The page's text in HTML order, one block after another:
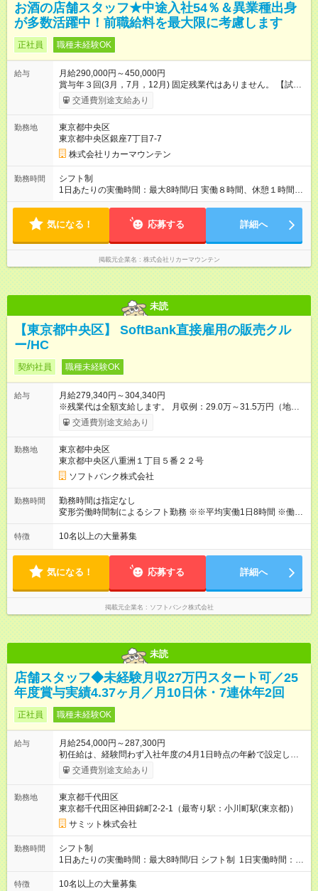
お酒の店舗スタッフ★中途入社54％＆異業種出身
が多数活躍中！前職給料を最大限に考慮します
正社員 職種未経験OK
給与
月給290,000円～450,000円
賞与年３回(3月，7月，12月) 固定残業代はありません。 【試用
期間】試用期間あり 試用期間の長さ：3ヶ月 雇用形態、給与は
本採用時と同じです。
交通費別途支給あり
勤務地
東京都中央区
東京都中央区銀座7丁目7-7
株式会社リカーマウンテン
勤務時間
シフト制
1日あたりの実働時間：最大8時間/日 実働８時間、休憩１時間
拘束9時間のシフト制です。 月平均残業時間は10時間以下。 全
24：00 遅番 17：00～26：00 ※深夜勤務が発生します。 ※マイ
セス欄」を要確認下さい。
気になる！ 応募する 詳細へ
掲載元企業名 株式会社リカーマウンテン
未読
【東京都中央区】 SoftBank直接雇用の販売クル
ー/HC
契約社員 職種未経験OK
給与
月給279,340円～304,340円
※残業代は全額支給します。 月収例：29.0万～31.5万円（地域
手当：2.4万円を含む） ※月収例には残業代（10時間分）/職能手
当が含まれます。 ＞＞＞年収例 ◎年収340～380万円：販売クル
販売クルー （契約社員／入社1年目／東京勤務） ◎年収350～
800万円：販売クルー（販売職正社員） 【試用期間】試用期間
なし
交通費別途支給あり
勤務地
東京都中央区
東京都中央区八重洲１丁目５番２２号
ソフトバンク株式会社
勤務時間
勤務時間は指定なし
変形労働時間制によるシフト勤務 ※※平均実働1日8時間 ※働き
方改革を推進中！1ヵ月の残業時間は平均10時間（1日1時間以
下）です。
特徴 10名以上の大量募集
気になる！ 応募する 詳細へ
掲載元企業名 ソフトバンク株式会社
未読
店舗スタッフ◆未経験月収27万円スタート可／25
年度賞与実績4.37ヶ月／月10日休・7連休年2回
正社員 職種未経験OK
給与
月給254,000円～287,300円
初任給は、経験問わず入社年度の4月1日時点の年齢で設定しま
す。 ■27歳以上：月給28万7300円 ■26歳 ：月給28万3300
円 ■25歳 ：月給27万9300円 ■24歳 ：月給27万5300円
歳 ：月給26万円 ■20歳 ：月給25万4000円 ■キャリアパ
スについて■ 配属後は経験を積み、サブチーフ・チーフ（部門運
営責任者）を目指します。 チーフは接客や作業のほか、販売計
画や売場作り、社員教育も担当。副店長・店長へ昇進すれば給
与も大幅アップします。 また年1回キャリア希望を出せ、商品
部・営業企画部・総務部・経理部など本部スタッフへの挑戦も
発・経理部への異動例もあり、自身の可能性を広げられる環境
交通費別途支給あり
勤務地
東京都千代田区
東京都千代田区神田錦町2-2-1（最寄り駅：小川町駅(東京都)）
サミット株式会社
勤務時間
シフト制
1日あたりの実働時間：最大8時間/日 シフト制 1日実働時間：最
大8時間(休憩1時間) 月10日休 【シフト例】 8:00～17:00 10:00
～19:00 12:00～21:00 ほか 深夜営業店舗(22時～25時閉店)に
特徴 10名以上の大量募集